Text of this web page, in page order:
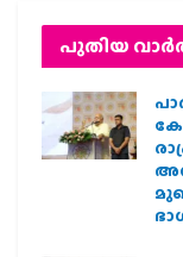
പുതിയ